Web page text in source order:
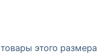
этого размера